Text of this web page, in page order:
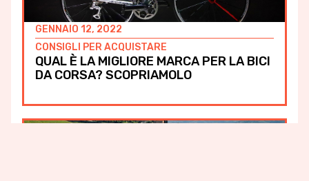
GENNAIO 12, 2022
CONSIGLI PER ACQUISTARE
QUAL È LA MIGLIORE MARCA PER LA BICI
DA CORSA? SCOPRIAMOLO